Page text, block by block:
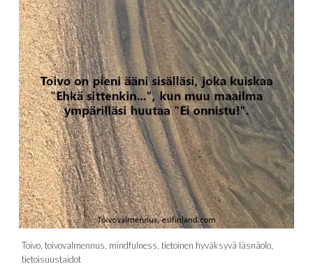
Toivo, toivovalmennus, mindfulness, tietoinen hyväksyvä läsnäolo,
tietoisuustaidot